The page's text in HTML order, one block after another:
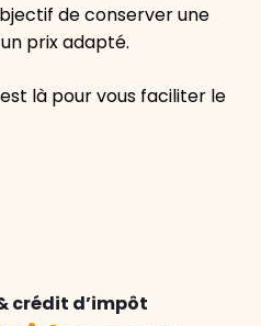
de conserver une
prix adapté.
est là pour vous faciliter le
crédit d’impôt